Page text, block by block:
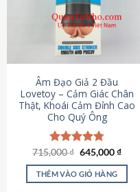
Âm Đạo Giả 2 Đầu
Lovetoy – Cảm Giác Chân
Thật, Khoái Cảm Đỉnh Cao
Cho Quý Ông
Được xếp
hạng4.79
5 sao
715,000₫ Giá
là:
715,000 ₫.
645,000₫Giá
tại
THÊM VÀO GIỎ HÀNG